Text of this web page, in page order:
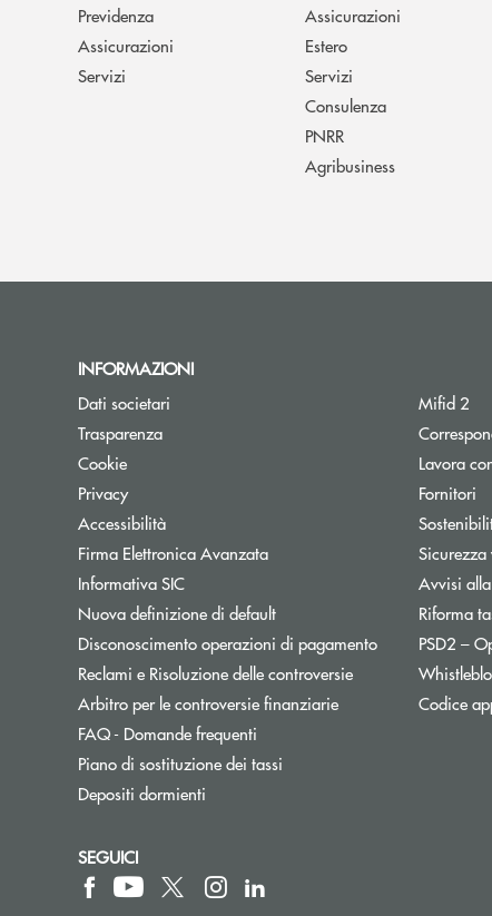
Previdenza
Assicurazioni
Servizi
Assicurazioni
Estero
Servizi
Consulenza
PNRR
Agribusiness
INFORMAZIONI
Dati societari
Trasparenza
Cookie
Privacy
Accessibilità
Firma Elettronica Avanzata
Informativa SIC
Nuova definizione di default
Disconoscimento operazioni di pagamento
Reclami e Risoluzione delle controversie
Arbitro per le controversie finanziarieApre una nuova
FAQ - Domande frequenti
Piano di sostituzione dei tassi
Depositi dormienti
Mifid 2
Lavora
Fornitori
Sicurezza
Avvisi
Riforma
PSD2 –
Codice
SEGUICI